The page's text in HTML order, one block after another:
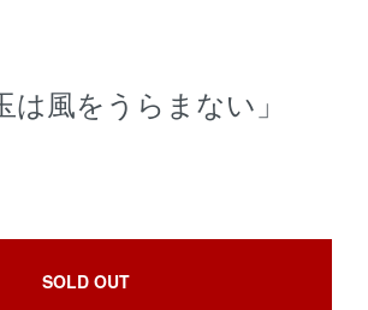
は風をうらまない」
SOLD OUT